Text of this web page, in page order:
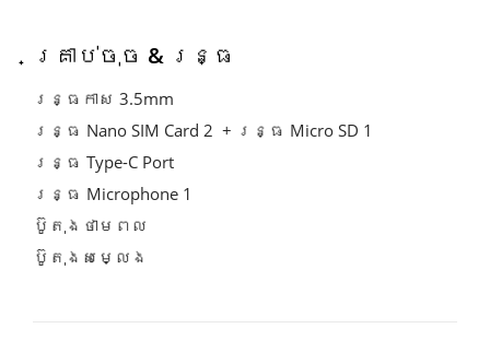
គ្រាប់ចុច & រន្ធ
រន្ធកាស 3.5mm
រន្ធ Nano SIM Card 2  + រន្ធ Micro SD 1
រន្ធ Type-C Port
រន្ធ Microphone 1
ប៊ូតុងថាមពល
ប៊ូតុងសម្លេង